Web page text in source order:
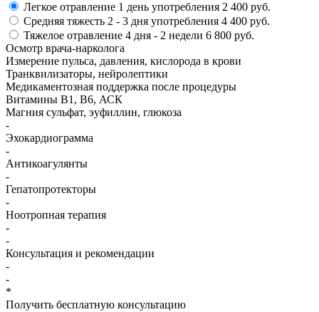
Легкое отравление 1 день употребления 2 400 руб.
Средняя тяжесть 2 - 3 дня употребления 4 400 руб.
Тяжелое отравление 4 дня - 2 недели 6 800 руб.
Осмотр врача-нарколога
Измерение пульса, давления, кислорода в крови
Транквилизаторы, нейролептики
Медикаментозная поддержка после процедуры
Витамины B1, B6, АСК
Магния сульфат, эуфиллин, глюкоза
-
Эхокардиограмма
-
Антикоагулянты
-
Гепатопротекторы
-
Ноотропная терапия
-
-
Консультация и рекомендации
-
-
*
Получить бесплатную консультацию